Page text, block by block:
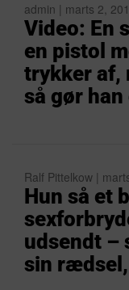
admin | marts 2,
Video: En
en pistol
trykker af,
så gør
Ralf Pittelkow |
Hun så et
udsendt –
sin